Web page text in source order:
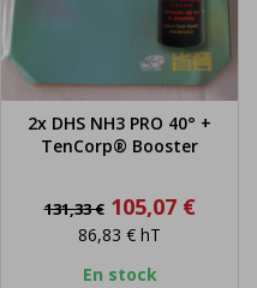
2x DHS NH3 PRO 40° +
TenCorp® Booster
Prix
base
131,33 € Prix
105,07 €
86,83 € hT
En stock